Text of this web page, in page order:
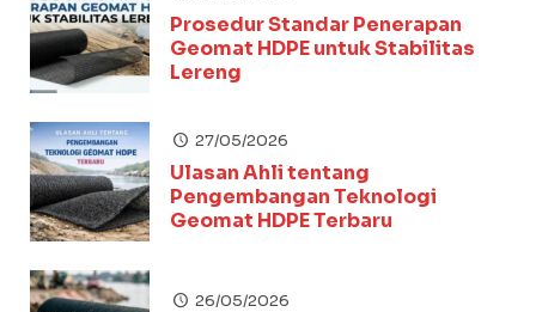
Prosedur Standar Penerapan
Geomat HDPE untuk Stabilitas
Lereng
27/05/2026
Ulasan Ahli tentang
Pengembangan Teknologi
Geomat HDPE Terbaru
26/05/2026